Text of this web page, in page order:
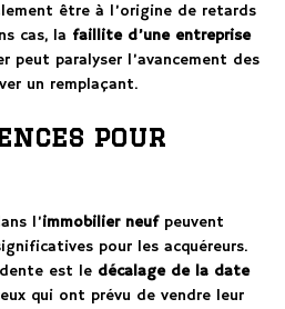
être à l’origine de retards
cas, la faillite d’une entreprise
peut paralyser l’avancement des
un remplaçant.
pour
l’immobilier neufpeuvent
pour les acquéreurs.
est le décalage de la date
qui ont prévu de vendre leur